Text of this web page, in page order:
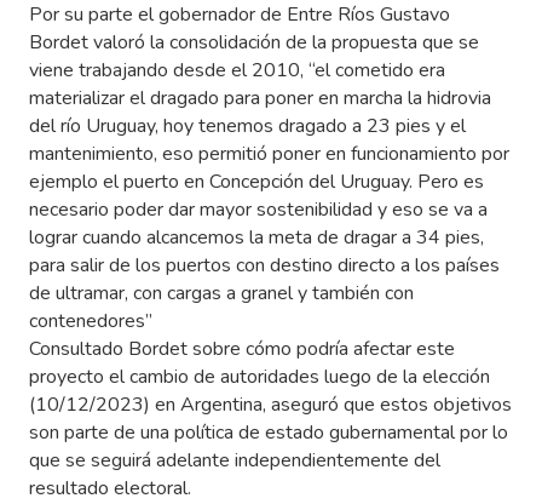
Por su parte el gobernador de Entre Ríos Gustavo
Bordet valoró la consolidación de la propuesta que se
viene trabajando desde el 2010, “el cometido era
materializar el dragado para poner en marcha la hidrovia
del río Uruguay, hoy tenemos dragado a 23 pies y el
mantenimiento, eso permitió poner en funcionamiento por
ejemplo el puerto en Concepción del Uruguay. Pero es
necesario poder dar mayor sostenibilidad y eso se va a
lograr cuando alcancemos la meta de dragar a 34 pies,
para salir de los puertos con destino directo a los países
de ultramar, con cargas a granel y también con
contenedores”
Consultado Bordet sobre cómo podría afectar este
proyecto el cambio de autoridades luego de la elección
(10/12/2023) en Argentina, aseguró que estos objetivos
son parte de una política de estado gubernamental por lo
que se seguirá adelante independientemente del
resultado electoral.